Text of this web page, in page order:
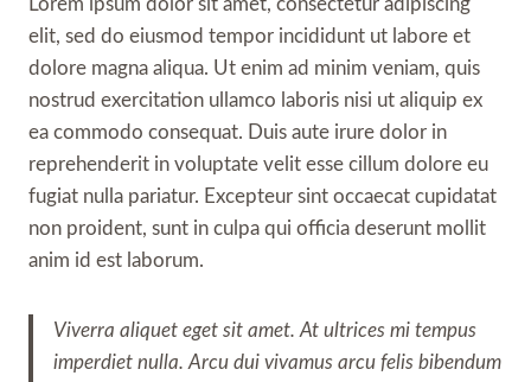
Lorem ipsum dolor sit amet, consectetur adipiscing
elit, sed do eiusmod tempor incididunt ut labore et
dolore magna aliqua. Ut enim ad minim veniam, quis
nostrud exercitation ullamco laboris nisi ut aliquip ex
ea commodo consequat. Duis aute irure dolor in
reprehenderit in voluptate velit esse cillum dolore eu
fugiat nulla pariatur. Excepteur sint occaecat cupidatat
non proident, sunt in culpa qui officia deserunt mollit
anim id est laborum.
Viverra aliquet eget sit amet. At ultrices mi tempus
imperdiet nulla. Arcu dui vivamus arcu felis bibendum